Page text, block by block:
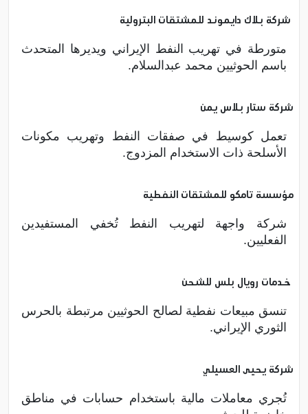
شركة بلاك دايموند للمشتقات البترولية
متورطة في تهريب النفط الإيراني ويديرها المتحدث
باسم الحوثيين محمد عبدالسلام.
شركة ستار بلاس يمن
تعمل كوسيط في صفقات النفط وتهريب مكونات
الأسلحة ذات الاستخدام المزدوج.
مؤسسة تامكو للمشتقات النفطية
شركة واجهة لتهريب النفط تُخفي المستفيدين
الفعليين.
خدمات رويال بلس للشحن
تنسق مبيعات نفطية لصالح الحوثيين مرتبطة بالحرس
الثوري الإيراني.
شركة يحيى العسيلي
تُجري معاملات مالية باستخدام حسابات في مناطق